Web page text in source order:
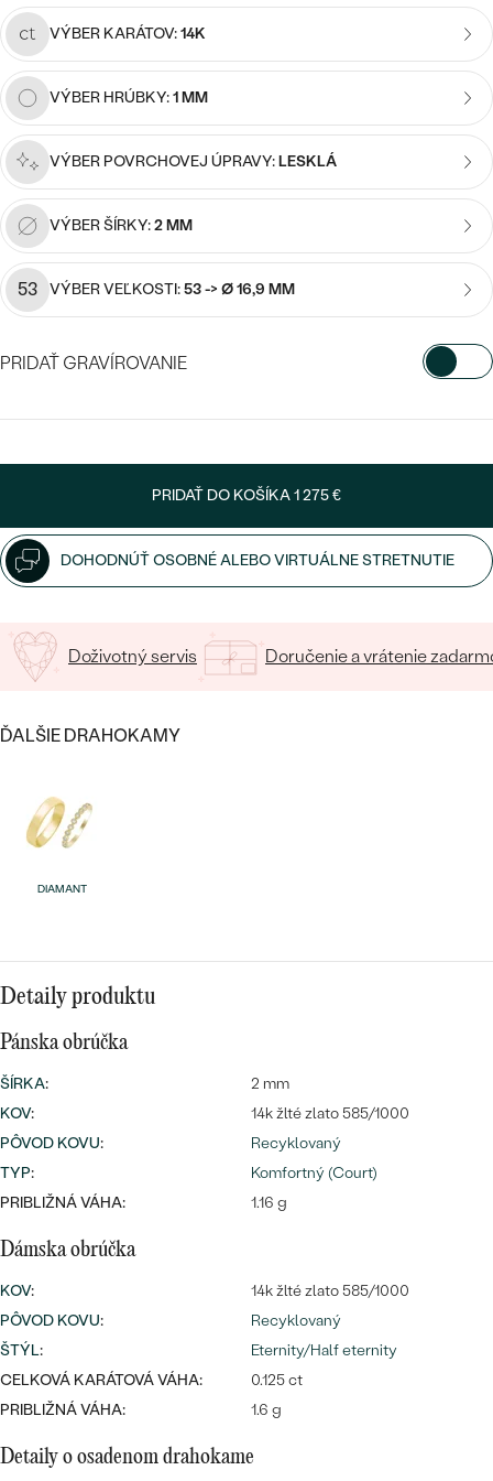
Wave kolekcia
OBJAVIŤ
PODĽA TVARU DRAHOKAMU
NA MIERU
DIAMANTY
Bestsellery
náušnice
PREZRIEŤ
Personalizované
prívesky
OBJAVIŤ
Najpredávanejšie
prstene
PREZRIEŤ
VÝBER KARÁTOV:14K
VÝBER HRÚBKY:1 MM
VÝBER POVRCHOVEJ ÚPRAVY:LESKLÁ
VÝBER ŠÍRKY:2 MM
53 VÝBER VEĽKOSTI:53 -> Ø 16,9 MM
PRIDAŤ GRAVÍROVANIE
PRIDAŤ DO KOŠÍKA1 275 €
DOHODNÚŤ OSOBNÉ ALEBO VIRTUÁLNE STRETNUTIE
Doživotný servis Doručenie a vrátenie
ĎALŠIE DRAHOKAMY
DIAMANT
Detaily produktu
Pánska obrúčka
ŠÍRKA:
2 mm
KOV:
14k žlté zlato 585/1000
PÔVOD KOVU:
Recyklovaný
TYP:
Komfortný (Court)
PRIBLIŽNÁ VÁHA:
1.16 g
Dámska obrúčka
KOV:
14k žlté zlato 585/1000
PÔVOD KOVU:
Recyklovaný
ŠTÝL:
Eternity/Half eternity
CELKOVÁ KARÁTOVÁ VÁHA:
0.125 ct
PRIBLIŽNÁ VÁHA:
1.6 g
Detaily o osadenom drahokame